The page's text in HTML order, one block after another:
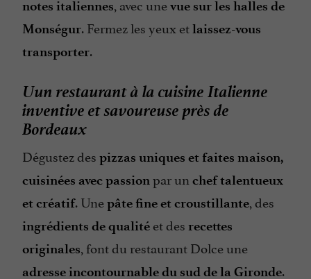
notes italiennes, avec unevue sur les halles de
Monségur. Fermez les yeux etlaissez-vous
transporter.
Uun restaurant à la cuisine Italienne
inventive et savoureuse près de
Bordeaux
Dégustez des pizzas uniques et faites maison,
cuisinées avec passionpar un chef talentueux
et créatif. Unepâte fine et croustillante, des
ingrédients de qualité et des recettes
originales, font du restaurant Dolce une
adresse incontournable du sud de la Gironde.